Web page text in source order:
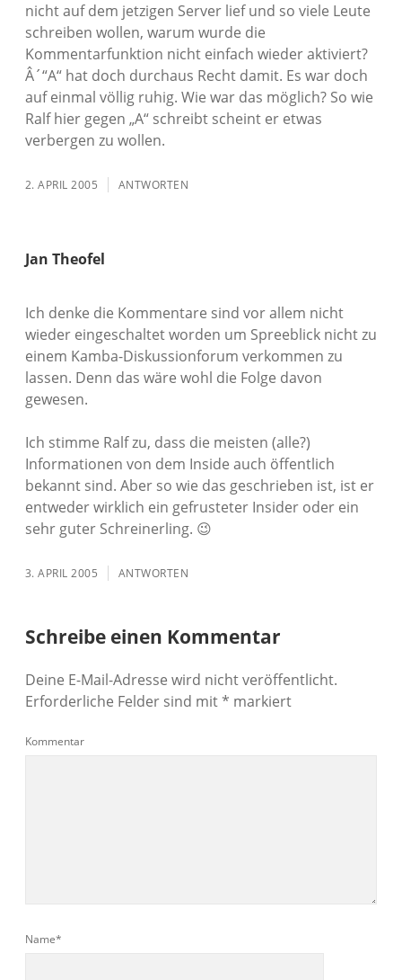
nicht auf dem jetzigen Server lief und so viele Leute
schreiben wollen, warum wurde die
Kommentarfunktion nicht einfach wieder aktiviert?
Â´“A“ hat doch durchaus Recht damit. Es war doch
auf einmal völlig ruhig. Wie war das möglich? So wie
Ralf hier gegen „A“ schreibt scheint er etwas
verbergen zu wollen.
2. APRIL 2005 ANTWORTEN
Jan Theofel
Ich denke die Kommentare sind vor allem nicht
wieder eingeschaltet worden um Spreeblick nicht zu
einem Kamba-Diskussionforum verkommen zu
lassen. Denn das wäre wohl die Folge davon
gewesen.
Ich stimme Ralf zu, dass die meisten (alle?)
Informationen von dem Inside auch öffentlich
bekannt sind. Aber so wie das geschrieben ist, ist er
entweder wirklich ein gefrusteter Insider oder ein
sehr guter Schreinerling. 😉
3. APRIL 2005 ANTWORTEN
Schreibe einen Kommentar
Deine E-Mail-Adresse wird nicht veröffentlicht.
Erforderliche Felder sind mit* markiert
Kommentar
Name*